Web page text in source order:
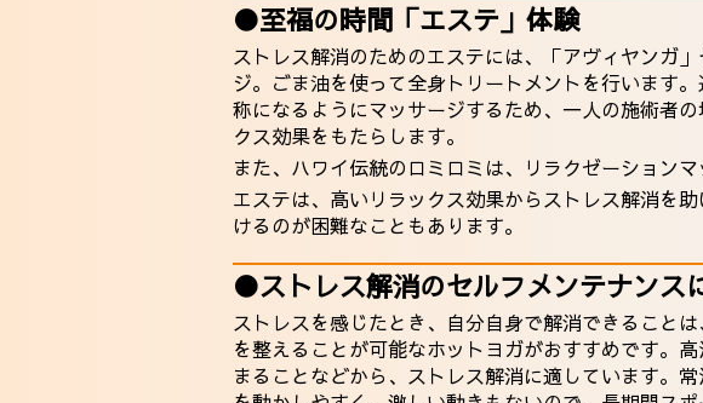
●至福の時間「エステ」体験
ストレス解消のためのエステには、「アヴィヤンガ
ジ。ごま油を使って全身トリートメントを行います
称になるようにマッサージするため、一人の施術者
クス効果をもたらします。
また、ハワイ伝統のロミロミは、リラクゼーション
エステは、高いリラックス効果からストレス解消を
けるのが困難なこともあります。
●ストレス解消のセルフメンテナンス
ストレスを感じたとき、自分自身で解消できること
を整えることが可能なホットヨガがおすすめです。
まることなどから、ストレス解消に適しています。